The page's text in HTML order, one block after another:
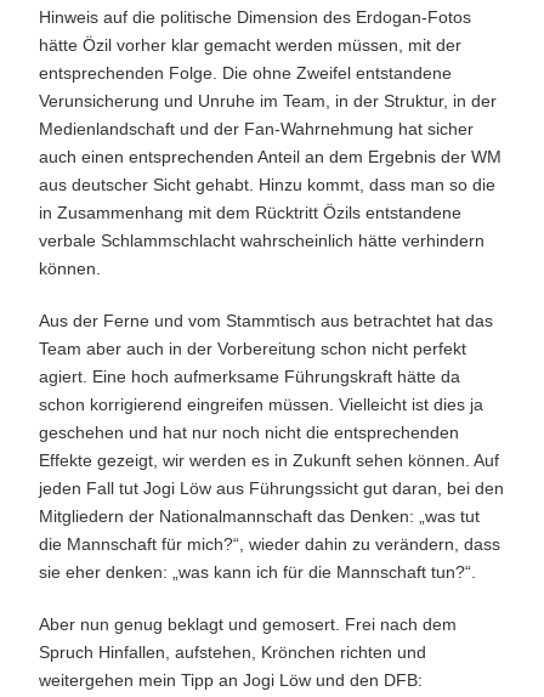
Hinweis auf die politische Dimension des Erdogan-Fotos
hätte Özil vorher klar gemacht werden müssen, mit der
entsprechenden Folge. Die ohne Zweifel entstandene
Verunsicherung und Unruhe im Team, in der Struktur, in der
Medienlandschaft und der Fan-Wahrnehmung hat sicher
auch einen entsprechenden Anteil an dem Ergebnis der WM
aus deutscher Sicht gehabt. Hinzu kommt, dass man so die
in Zusammenhang mit dem Rücktritt Özils entstandene
verbale Schlammschlacht wahrscheinlich hätte verhindern
können.
Aus der Ferne und vom Stammtisch aus betrachtet hat das
Team aber auch in der Vorbereitung schon nicht perfekt
agiert. Eine hoch aufmerksame Führungskraft hätte da
schon korrigierend eingreifen müssen. Vielleicht ist dies ja
geschehen und hat nur noch nicht die entsprechenden
Effekte gezeigt, wir werden es in Zukunft sehen können. Auf
jeden Fall tut Jogi Löw aus Führungssicht gut daran, bei den
Mitgliedern der Nationalmannschaft das Denken: „was tut
die Mannschaft für mich?“, wieder dahin zu verändern, dass
sie eher denken: „was kann ich für die Mannschaft tun?“.
Aber nun genug beklagt und gemosert. Frei nach dem
Spruch Hinfallen, aufstehen, Krönchen richten und
weitergehen mein Tipp an Jogi Löw und den DFB: